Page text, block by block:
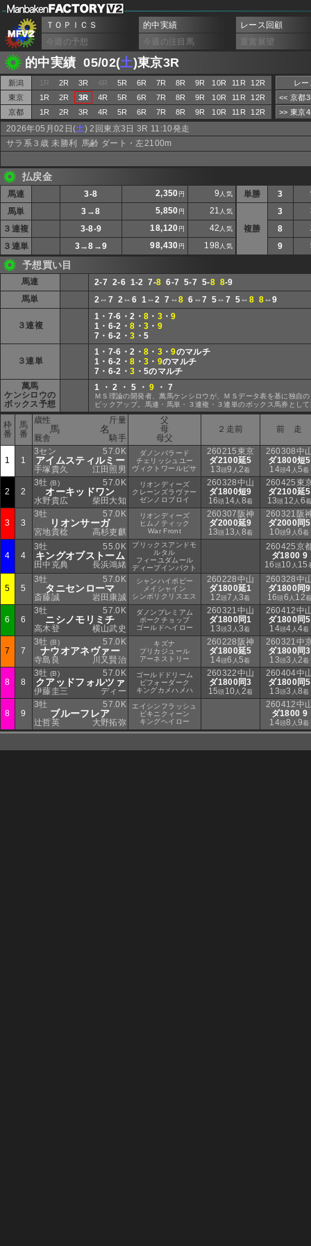
ＴＯＰＩＣＳ 的中実績
レース回顧
今週の予想
今週の注目馬 重賞展望
的中実績 05/02(土)東京3R
新潟 1R 2R 3R 4R 5R 6R 7R 8R 9R 10R 11R
12R
東京
1R 2R 3R 4R 5R 6R 7R 8R 9R 10R 11R
12R
京都
1R 2R 3R 4R 5R 6R 7R 8R 9R 10R 11R 12R
レ
<< 京都
>> 東京
2026年05月02日(土) 2回東京3日 3R 11:10発走
サラ系３歳 未勝利 馬齢 ダート・左2100m
払戻金
馬連 3-8 2,350 円 9 人気
馬単 3→8 5,850 円 21 人気
３連複 3-8-9 18,120 円 42 人気
３連単 3→8→9 98,430 円 198 人気
単勝 3
複勝
3
8
9
予想買い目
馬連 2-7 2-6 1-2 7-8 6-7 5-7 5-8 8-9
馬単
2⇔7 2⇔6 1⇔2 7⇔8 6⇔7 5⇔7 5⇔ 8 8⇔9
３連複
1・7-6・2・ 8 ・ 3 ・9
1・6-2・8 ・ 3 ・ 9
7・6-2・3 ・5
３連単
1・7-6・2・ 8 ・ 3 ・9のマルチ
1・6-2・8 ・ 3 ・ 9のマルチ
7・6-2・3 ・5のマルチ
萬馬
ケンシロウの
ボックス予想
1 ・ 2 ・ 5 ・9 ・ 7
ＭＳ理論の開発者、萬馬ケンシロウが、ＭＳデータ表を基に独自
ピックアップ。馬連・馬単・３連複・３連単のボックス馬券とし
枠
番
馬
番
斤量
歳性
馬 名
厩舎 騎手
父
母
母父
２走前 前 走
1 1
57.0K
3セン
アイムスティルミー
手塚貴久 江田照男
ダノンバラード
チェリッシュユー
ヴィクトワールピサ
260215東京
ダ2100延5
13頭9 人2着
260308中
ダ1800短5
14頭4 人5着
2 2
57.0K
3牡 (B)
オーキッドワン
水野貴広 柴田大知
リオンディーズ
クレーンズラヴァー
ゼンノロブロイ
260328中山
ダ1800短9
16頭 14 人 8着
260425東
ダ2100延5
13頭 12 人 6
3 3
57.0K
3牡
リオンサーガ
宮地貴稔 高杉吏麒
リオンディーズ
ヒムノティック
War Front
260307阪神
ダ2000延9
13頭 13 人 8着
260321阪
ダ2000同5
10頭9 人6着
4 4
55.0K
3牡
キングオブストーム
田中克典 長浜鴻緒
ブリックスアンドモ
ルタル
フィーユダムール
ディープインパクト
260425京
ダ1800 9
16 頭10 人 15
5 5
57.0K
3牡
タニセンローマ
斎藤誠 岩田康誠
シャンハイボビー
メイシャイン
シンボリクリスエス
260228中山
ダ1800延1
12頭7 人3着
260328中
ダ1800同9
16頭6 人 12
6 6
57.0K
3牡
ニシノモリミチ
高木登 横山武史
ダノンプレミアム
ポークチョップ
ゴールドヘイロー
260321中山
ダ1800同1
13頭3 人3着
260412中
ダ1800同5
14頭4 人4着
7 7
57.0K
3牡 (B)
ナウオアネヴァー
寺島良 川又賢治
キズナ
プリカジュール
アーネストリー
260228阪神
ダ1800延5
14頭6 人5着
260321中
ダ1800同3
13頭3 人2着
8 8
57.0K
3牡 (B)
クアッドフォルツァ
伊藤圭三 ディー
ゴールドドリーム
ビフォーダーク
キングカメハメハ
260322中山
ダ1800同3
15頭 10 人 2着
260404中
ダ1800同5
13頭3 人8着
8 9
57.0K
3牡
ブルーフレア
辻哲英 大野拓弥
エイシンフラッシュ
ビキニクィーン
キングヘイロー
260412中
ダ1800 9
14頭8 人9着